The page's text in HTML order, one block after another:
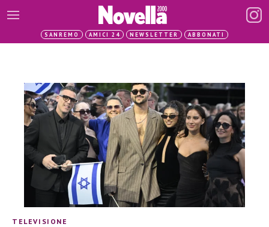
SANREMO AMICI 24 NEWSLETTER ABBONATI
TELEVISIONE